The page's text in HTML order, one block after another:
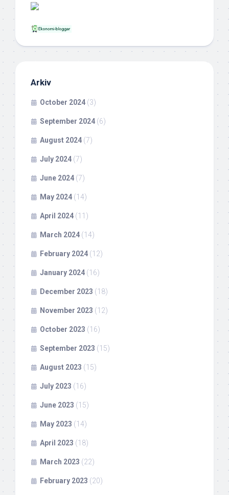
Arkiv
October 2024 (3)
September 2024 (6)
August 2024 (7)
July 2024 (7)
June 2024 (7)
May 2024 (14)
April 2024 (11)
March 2024 (14)
February 2024 (12)
January 2024 (16)
December 2023 (18)
November 2023 (12)
October 2023 (16)
September 2023 (15)
August 2023 (15)
July 2023 (16)
June 2023 (15)
May 2023 (14)
April 2023 (18)
March 2023 (22)
February 2023 (20)